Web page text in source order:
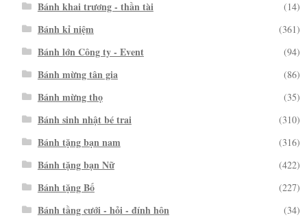
Bánh khai trương - thần tài (14)
Bánh kỉ niệm (361)
Bánh lớn Công ty - Event (94)
Bánh mừng tân gia (86)
Bánh mừng thọ (35)
Bánh sinh nhật bé trai (310)
Bánh tặng bạn nam (316)
Bánh tặng bạn Nữ (422)
Bánh tặng Bố (227)
Bánh tầng cưới - hỏi - đính hôn (34)